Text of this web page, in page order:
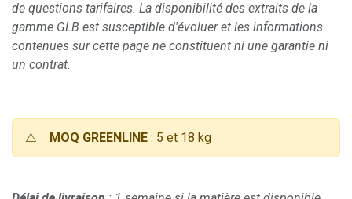
de questions tarifaires. La disponibilité des extraits de la
gamme GLB est susceptible d'évoluer et les informations
contenues sur cette page ne constituent ni une garantie ni
un contrat.
⚠️ MOQ GREENLINE : 5 et 18 kg